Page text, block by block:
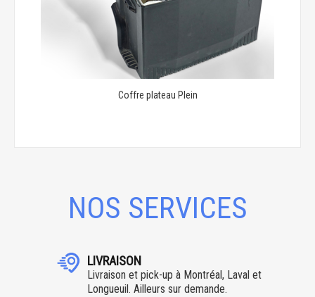
Coffre plateau Plein
NOS SERVICES
LIVRAISON
Livraison et pick-up à Montréal, Laval et
Longueuil. Ailleurs sur demande.